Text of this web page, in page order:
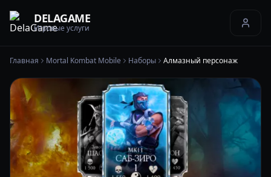
DELAGAME
Игровые услуги
Главная Mortal Kombat Mobile Наборы Алмазный персонаж